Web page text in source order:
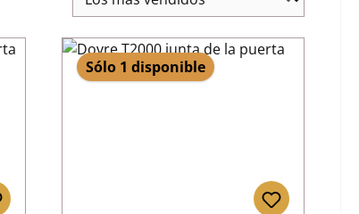
Sólo 1 disponible